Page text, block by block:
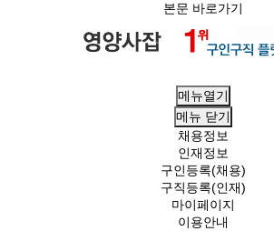
본문 바로가기
메뉴열기
메뉴 닫기
채용정보
인재정보
구인등록(채용)
구직등록(인재)
마이페이지
이용안내